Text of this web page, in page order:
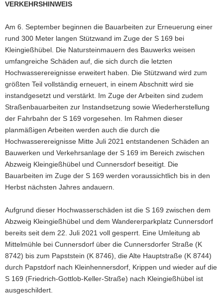
VERKEHRSHINWEIS
Am 6. September beginnen die Bauarbeiten zur Erneuerung einer
rund 300 Meter langen Stützwand im Zuge der S 169 bei
Kleingießhübel. Die Natursteinmauern des Bauwerks weisen
umfangreiche Schäden auf, die sich durch die letzten
Hochwasserereignisse erweitert haben. Die Stützwand wird zum
größten Teil vollständig erneuert, in einem Abschnitt wird sie
instandgesetzt und verstärkt. Im Zuge der Arbeiten sind zudem
Straßenbauarbeiten zur Instandsetzung sowie Wiederherstellung
der Fahrbahn der S 169 vorgesehen. Im Rahmen dieser
planmäßigen Arbeiten werden auch die durch die
Hochwasserereignisse Mitte Juli 2021 entstandenen Schäden an
Bauwerken und Verkehrsanlage der S 169 im Bereich zwischen
Abzweig Kleingießhübel und Cunnersdorf beseitigt. Die
Bauarbeiten im Zuge der S 169 werden voraussichtlich bis in den
Herbst nächsten Jahres andauern.
Aufgrund dieser Hochwasserschäden ist die S 169 zwischen dem
Abzweig Kleingießhübel und dem Wandererparkplatz Cunnersdorf
bereits seit dem 22. Juli 2021 voll gesperrt. Eine Umleitung ab
Mittelmühle bei Cunnersdorf über die Cunnersdorfer Straße (K
8742) bis zum Papststein (K 8746), die Alte Hauptstraße (K 8744)
durch Papstdorf nach Kleinhennersdorf, Krippen und wieder auf die
S 169 (Friedrich-Gottlob-Keller-Straße) nach Kleingießhübel ist
ausgeschildert.